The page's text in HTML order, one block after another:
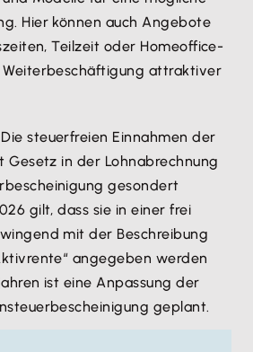
Hier können auch Angebote
Teilzeit oder Homeoffice-
Weiterbeschäftigung attraktiver
Die steuerfreien Einnahmen der
Gesetz in der Lohnabrechnung
gesondert
gilt, dass sie in einer frei
mit der Beschreibung
angegeben werden
ist eine Anpassung der
geplant.